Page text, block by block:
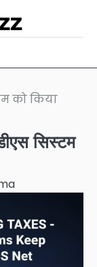
को किया
सिस्टम